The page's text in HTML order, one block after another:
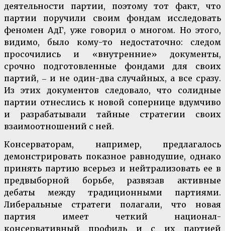
деятельности партии, поэтому тот факт, что
партии поручили своим фондам исследовать
феномен АдГ, уже говорил о многом. Но этого,
видимо, было кому-то недостаточно: следом
просочились и «внутренние» документы,
срочно подготовленные фондами для своих
партий, ‒ и не один-два случайных, а все сразу.
Из этих документов следовало, что солидные
партии отнеслись к новой сопернице вдумчиво
и разрабатывали тайные стратегии своих
взаимоотношений с ней.
Консерваторам, например, предлагалось
демонстрировать показное равнодушие, однако
принять партию всерьез и нейтрализовать ее в
предвыборной борьбе, развязав активные
дебаты между традиционными партиями.
Либеральные стратеги полагали, что новая
партия имеет четкий национал-
консервативный профиль и с их партией